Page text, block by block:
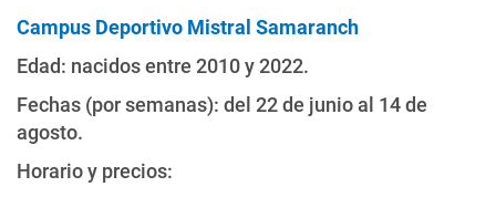
Campus Deportivo Mistral Samaranch
Edad: nacidos entre 2010 y 2022.
Fechas (por semanas): del 22 de junio al 14 de
agosto.
Horario y precios: